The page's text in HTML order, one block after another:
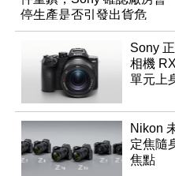
停生產是否引發出貨危
機？
Sony
相機
單元上
Nikon
定焦隨
焦點